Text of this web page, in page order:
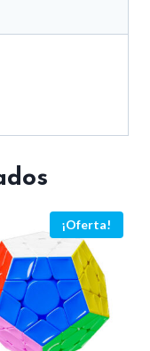
¡Oferta!